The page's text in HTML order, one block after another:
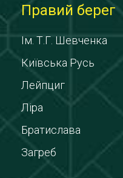
Правий берег
Ім. Т.Г. Шевченка
Київська Русь
Лейпциг
Ліра
Братислава
Загреб